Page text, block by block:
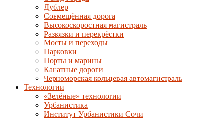
Дублер
Совмещённая дорога
Высокоскоростная магистраль
Развязки и перекрёстки
Мосты и переходы
Парковки
Порты и марины
Канатные дороги
Черноморская кольцевая автомагистраль
Технологии
«Зелёные» технологии
Урбанистика
Институт Урбанистики Сочи